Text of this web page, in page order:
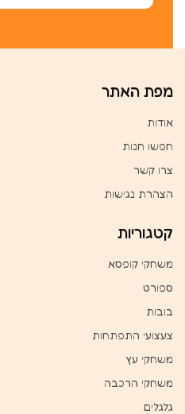
מפת האתר
אודות
חפשו חנות
צרו קשר
הצהרת נגישות
קטגוריות
משחקי קופסא
ספורט
בובות
צעצועי התפתחות
משחקי עץ
משחקי הרכבה
גלגלים